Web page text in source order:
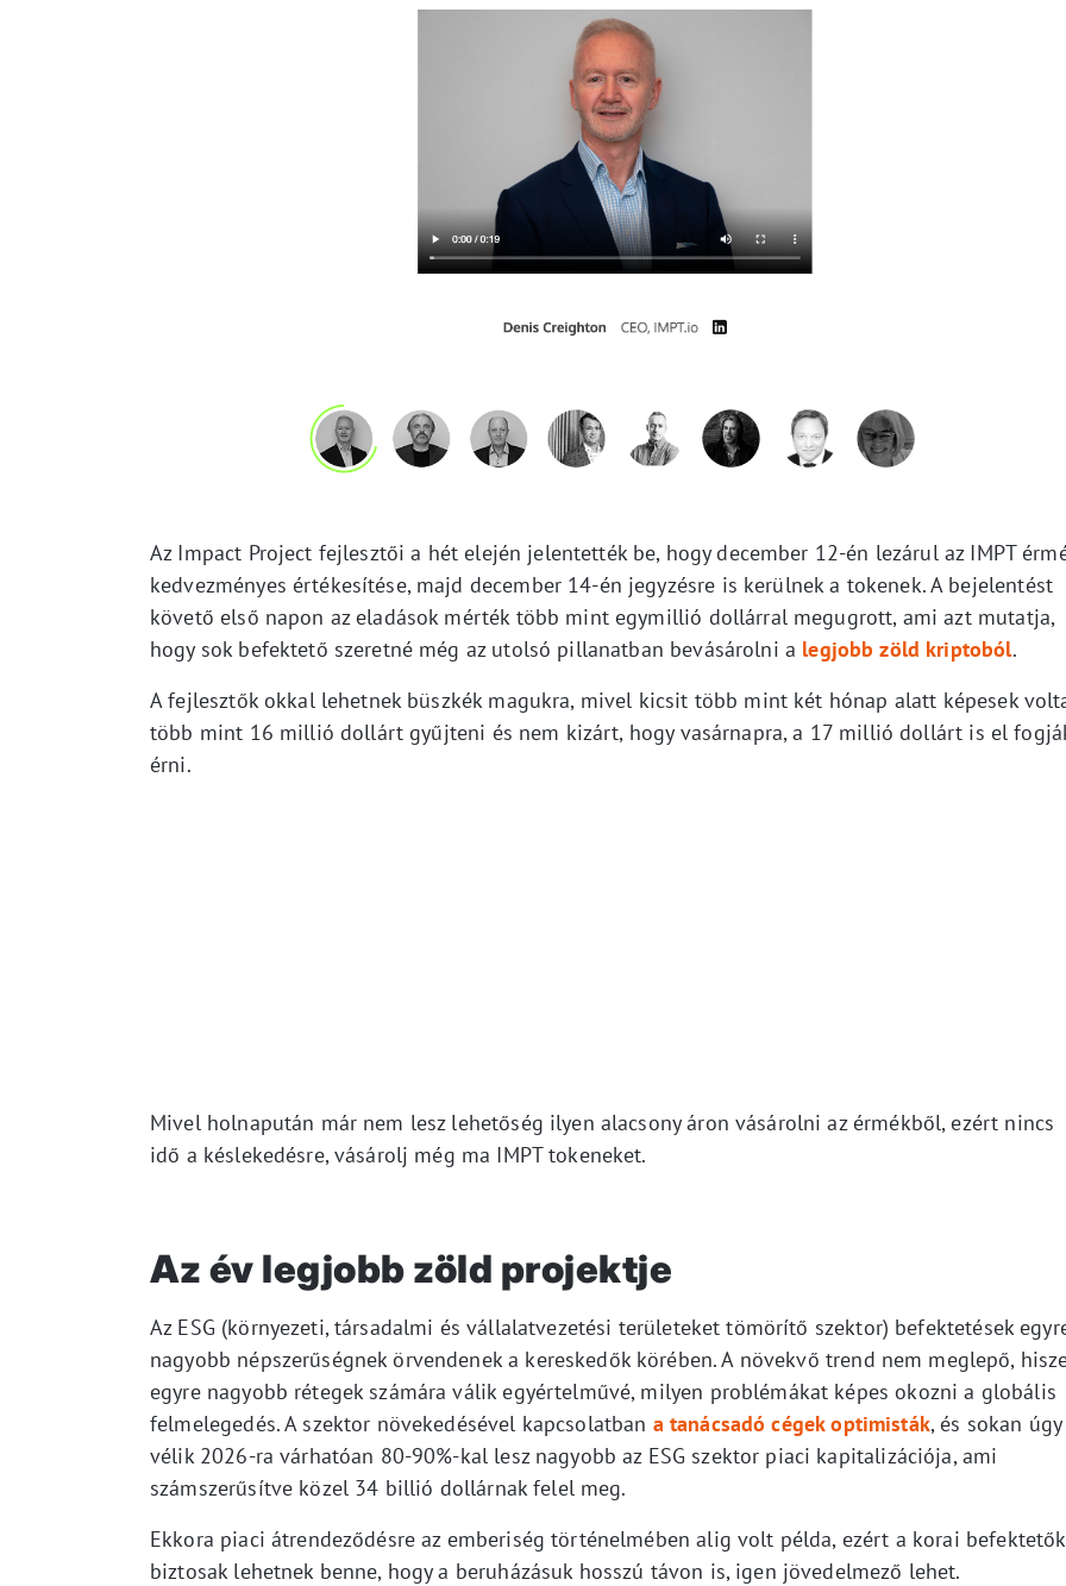
Az Impact Project fejlesztői a hét elején jelentették be, hogy december 12-én lezárul az IMPT
kedvezményes értékesítése, majd december 14-én jegyzésre is kerülnek a tokenek. A bejelentést
követő első napon az eladások mérték több mint egymillió dollárral megugrott, ami azt mutatja,
hogy sok befektető szeretné még az utolsó pillanatban bevásárolni a legjobb zöld kriptoból.
A fejlesztők okkal lehetnek büszkék magukra, mivel kicsit több mint két hónap alatt képesek
több mint 16 millió dollárt gyűjteni és nem kizárt, hogy vasárnapra, a 17 millió dollárt is el
érni.
Mivel holnapután már nem lesz lehetőség ilyen alacsony áron vásárolni az érmékből, ezért nincs
idő a késlekedésre, vásárolj még ma IMPT tokeneket.
Az év legjobb zöld projektje
Az ESG (környezeti, társadalmi és vállalatvezetési területeket tömörítő szektor) befektetések
nagyobb népszerűségnek örvendenek a kereskedők körében. A növekvő trend nem meglepő,
egyre nagyobb rétegek számára válik egyértelművé, milyen problémákat képes okozni a globális
felmelegedés. A szektor növekedésével kapcsolatban a tanácsadó cégek optimisták, és sokan úgy
vélik 2026-ra várhatóan 80-90%-kal lesz nagyobb az ESG szektor piaci kapitalizációja, ami
számszerűsítve közel 34 billió dollárnak felel meg.
Ekkora piaci átrendeződésre az emberiség történelmében alig volt példa, ezért a korai befektetők
biztosak lehetnek benne, hogy a beruházásuk hosszú távon is, igen jövedelmező lehet.